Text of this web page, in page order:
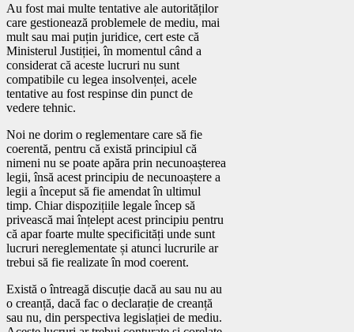
Au fost mai multe tentative ale autorităților
care gestionează problemele de mediu, mai
mult sau mai puțin juridice, cert este că
Ministerul Justiției, în momentul când a
considerat că aceste lucruri nu sunt
compatibile cu legea insolvenței, acele
tentative au fost respinse din punct de
vedere tehnic.
Noi ne dorim o reglementare care să fie
coerentă, pentru că există principiul că
nimeni nu se poate apăra prin necunoașterea
legii, însă acest principiu de necunoaștere a
legii a început să fie amendat în ultimul
timp. Chiar dispozițiile legale încep să
privească mai înțelept acest principiu pentru
că apar foarte multe specificități unde sunt
lucruri nereglementate și atunci lucrurile ar
trebui să fie realizate în mod coerent.
Există o întreagă discuție dacă au sau nu au
o creanță, dacă fac o declarație de creanță
sau nu, din perspectiva legislației de mediu.